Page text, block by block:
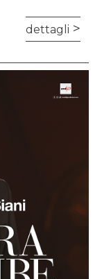
dettagli